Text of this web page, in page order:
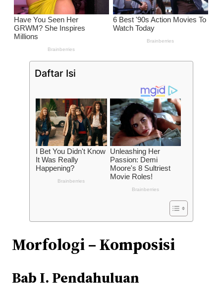
Daftar Isi
Morfologi – Komposisi
Bab I. Pendahuluan